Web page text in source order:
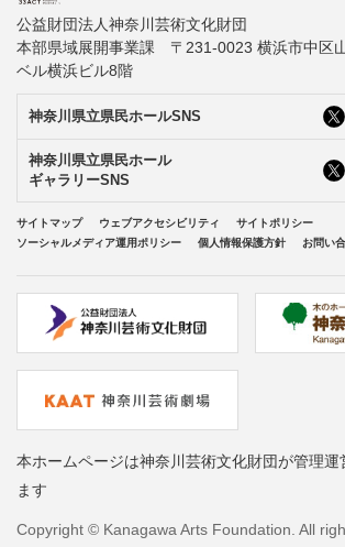
公益財団法人神奈川芸術文化財団
本部県域展開事業課 〒231-0023 横浜市中区
ベル横浜ビル8階
神奈川県立県民ホールSNS
神奈川県立県民ホール
ギャラリーSNS
サイトマップ ウェブアクセシビリティ
サイトポリシー
ソーシャルメディア運用ポリシー
個人情報保護方針 お問い
本ホームページは神奈川芸術文化財団が管理運
ます
Copyright © Kanagawa Arts Foundation. All